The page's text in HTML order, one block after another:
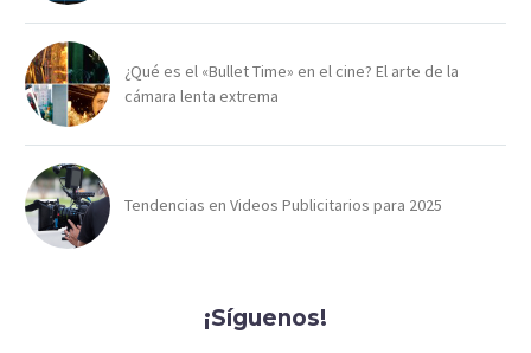
¿Qué es el «Bullet Time» en el cine? El arte de la
cámara lenta extrema
Tendencias en Videos Publicitarios para 2025
¡Síguenos!